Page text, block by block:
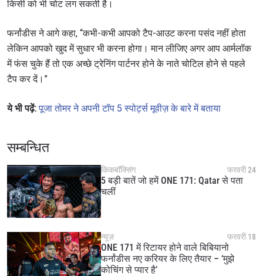
किसी को भी चोट लग सकती है।
फर्नांडीस ने आगे कहा, “कभी-कभी आपको टैप-आउट करना पसंद नहीं होता
लेकिन आपको खुद में सुधार भी करना होगा। मान लीजिए अगर आप आर्मलॉक
में फंस चुके हैं तो एक अच्छे ट्रेनिंग पार्टनर होने के नाते चोटिल होने से पहले
टैप कर दें।”
ये भी पढ़ें:पूजा तोमर ने अपनी टॉप 5 स्पोर्ट्स मूवीज़ के बारे में बताया
सम्बन्धित
किकबॉक्सिंग फरवरी 24
5 बड़ी बातें जो हमें ONE 171: Qatar से पता
चलीं
न्यूज़ फरवरी 18
ONE 171 में रिटायर होने वाले बिबियानो
फर्नांडीस नए करियर के लिए तैयार – ‘मुझे
कोचिंग से प्यार है’
प्रतिद्वंद्वी
Take ONE Championship wherever you go! Sign up now
and get first access to the best seats to our live
events.
ईमेल
By submitting this form, you are agreeing to our
collection, use and disclosure of your information
under ourPrivacy Policy
these communications at any time.